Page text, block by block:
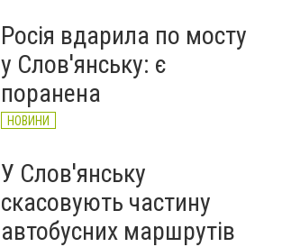
Росія вдарила по мосту
у Слов'янську: є
поранена
НОВИНИ
У Слов'янську
скасовують частину
автобусних маршрутів